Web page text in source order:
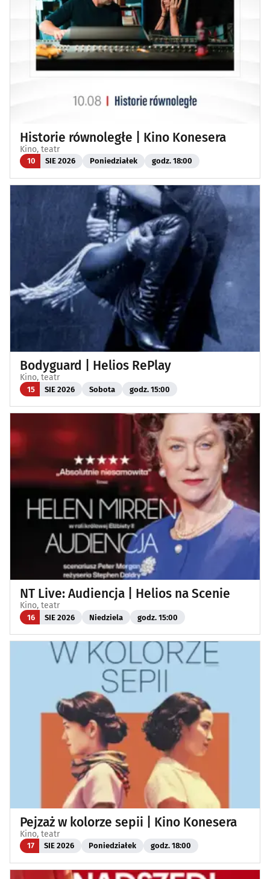
Historie równoległe | Kino Konesera
Kino, teatr
10 SIE 2026 Poniedziałek godz. 18:00
Bodyguard | Helios RePlay
Kino, teatr
15 SIE 2026 Sobota godz. 15:00
NT Live: Audiencja | Helios na Scenie
Kino, teatr
16 SIE 2026 Niedziela godz. 15:00
Pejzaż w kolorze sepii | Kino Konesera
Kino, teatr
17 SIE 2026 Poniedziałek godz. 18:00